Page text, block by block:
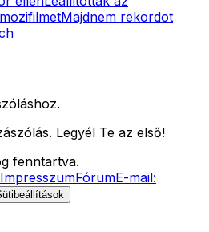
Majdnem rekordot
Legyél Te az első!
fenntartva.
ImpresszumFórumE-mail: